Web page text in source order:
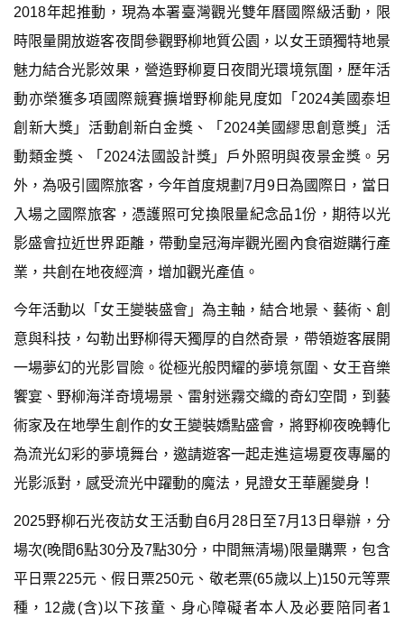
2018年起推動，現為本署臺灣觀光雙年曆國際級活動，限
時限量開放遊客夜間參觀野柳地質公園，以女王頭獨特地景
魅力結合光影效果，營造野柳夏日夜間光環境氛圍，歷年活
動亦榮獲多項國際競賽擴增野柳能見度如「2024美國泰坦
創新大獎」活動創新白金獎、「2024美國繆思創意獎」活
動類金獎、「2024法國設計獎」戶外照明與夜景金獎。另
外，為吸引國際旅客，今年首度規劃7月9日為國際日，當日
入場之國際旅客，憑護照可兌換限量紀念品1份，期待以光
影盛會拉近世界距離，帶動皇冠海岸觀光圈內食宿遊購行產
業，共創在地夜經濟，增加觀光產值。
今年活動以「女王變裝盛會」為主軸，結合地景、藝術、創
意與科技，勾勒出野柳得天獨厚的自然奇景，帶領遊客展開
一場夢幻的光影冒險。從極光般閃耀的夢境氛圍、女王音樂
饗宴、野柳海洋奇境場景、雷射迷霧交織的奇幻空間，到藝
術家及在地學生創作的女王變裝嬌點盛會，將野柳夜晚轉化
為流光幻彩的夢境舞台，邀請遊客一起走進這場夏夜專屬的
光影派對，感受流光中躍動的魔法，見證女王華麗變身！
2025野柳石光夜訪女王活動自6月28日至7月13日舉辦，分
場次(晚間6點30分及7點30分，中間無清場)限量購票，包含
平日票225元、假日票250元、敬老票(65歲以上)150元等票
種，12歲(含)以下孩童、身心障礙者本人及必要陪同者1